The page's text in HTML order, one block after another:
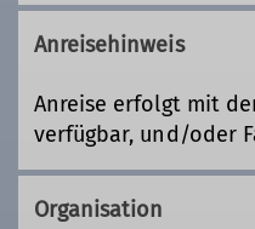
Anreisehinweis
Anreise erfolgt mit
verfügbar, und/oder
Organisation